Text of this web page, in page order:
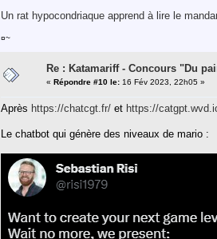
Un rat hypocondriaque apprend à lire le
¤~
Re : Katamariff - Concours "Du
« Répondre #10 le: 16 Fév 2023, 22h05 »
Après https://chatcgt.fr/ et https://
Le chatbot qui génère des niveaux de mario :